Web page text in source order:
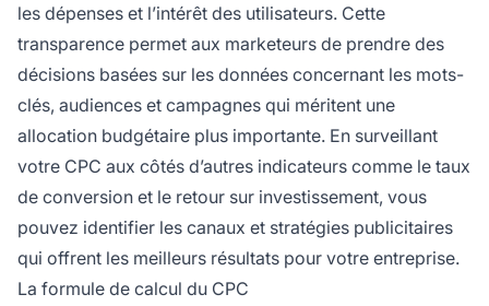
les dépenses et l’intérêt des utilisateurs. Cette
transparence permet aux marketeurs de prendre des
décisions basées sur les données concernant les mots-
clés, audiences et campagnes qui méritent une
allocation budgétaire plus importante. En surveillant
votre CPC aux côtés d’autres indicateurs comme le taux
de conversion et le retour sur investissement, vous
pouvez identifier les canaux et stratégies publicitaires
qui offrent les meilleurs résultats pour votre entreprise.
La formule de calcul du CPC